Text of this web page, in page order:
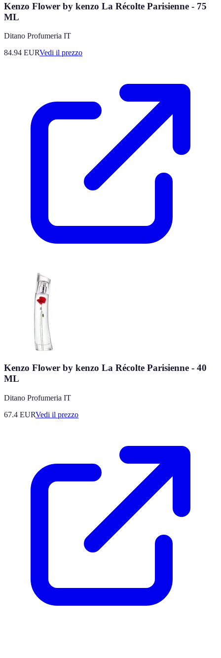
Kenzo Flower by kenzo La Récolte Parisienne - 75
ML
Ditano Profumeria IT
84.94 EURVedi il prezzo
Kenzo Flower by kenzo La Récolte Parisienne - 40
ML
Ditano Profumeria IT
67.4 EURVedi il prezzo